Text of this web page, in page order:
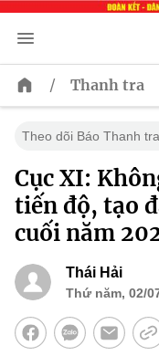
/ Thanh tra
Theo dõi Báo Thanh
Cục XI:
tiến độ, tạo
cuối năm
Thái Hải
Thứ năm, 02/